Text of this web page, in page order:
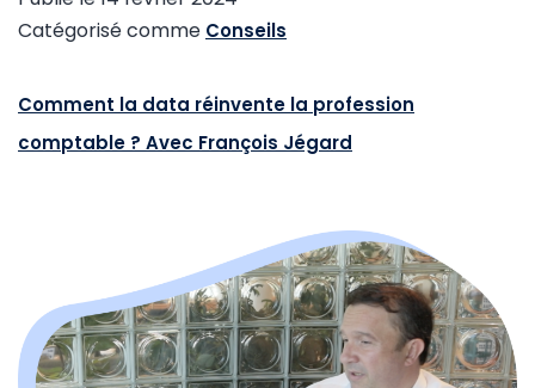
Catégorisé comme Conseils
Comment la data réinvente la profession
comptable ? Avec François Jégard